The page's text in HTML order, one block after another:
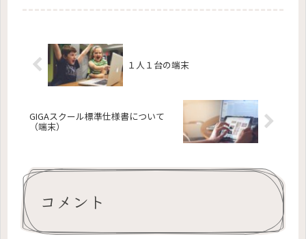
１人１台の端末
GIGAスクール標準仕様書について
（端末）
コメント